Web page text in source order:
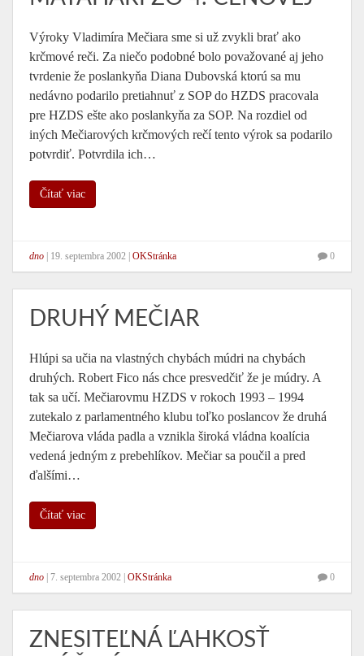
Výroky Vladimíra Mečiara sme si už zvykli brať ako
krčmové reči. Za niečo podobné bolo považované aj jeho
tvrdenie že poslankyňa Diana Dubovská ktorú sa mu
nedávno podarilo pretiahnuť z SOP do HZDS pracovala
pre HZDS ešte ako poslankyňa za SOP. Na rozdiel od
iných Mečiarových krčmových rečí tento výrok sa podarilo
potvrdiť. Potvrdila ich…
Čítať viac
dno 19. septembra 2002 OKStránka 0
DRUHÝ MEČIAR
Hlúpi sa učia na vlastných chybách múdri na chybách
druhých. Robert Fico nás chce presvedčiť že je múdry. A
tak sa učí. Mečiarovmu HZDS v rokoch 1993 – 1994
zutekalo z parlamentného klubu toľko poslancov že druhá
Mečiarova vláda padla a vznikla široká vládna koalícia
vedená jedným z prebehlíkov. Mečiar sa poučil a pred
ďalšími…
Čítať viac
dno 7. septembra 2002 OKStránka 0
ZNESITEĽNÁ ĽAHKOSŤ